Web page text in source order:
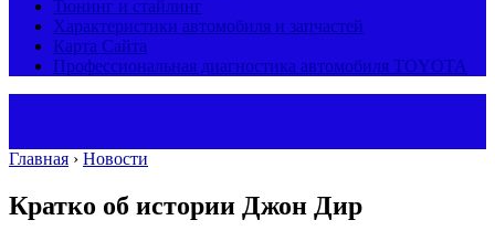
Тюнинг и стайлинг
Характеристики автомобиля и запчастей
Карта Сайта
Профессиональная диагностика автомобиля TOYOTA
Главная › Новости
Кратко об истории Джон Дир